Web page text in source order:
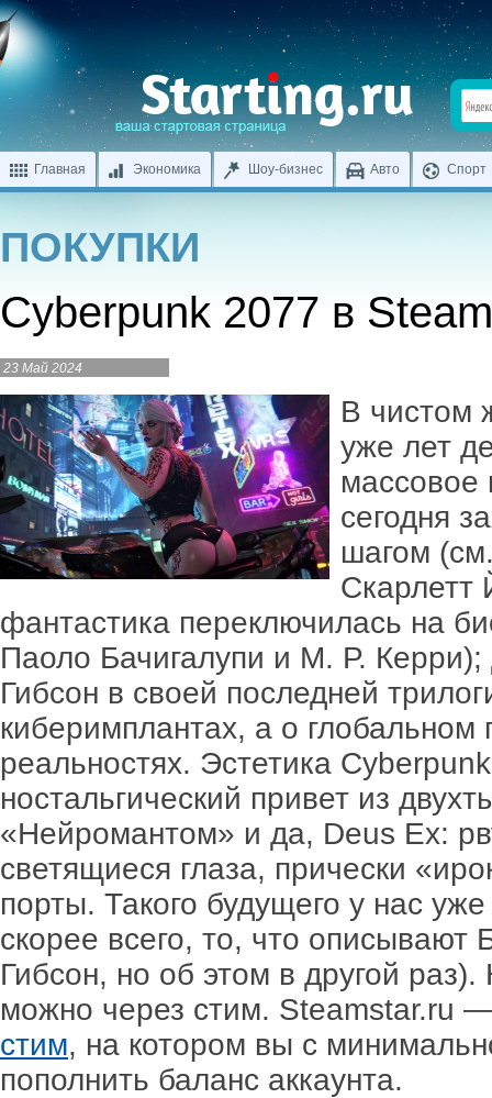
Главная Экономика Шоу-бизнес Авто Спорт
ПОКУПКИ
Cyberpunk 2077 в Steam
23 Май 2024
В чистом
уже лет
массовое
сегодня
шагом
Скарлетт
фантастика переключилась на
Паоло Бачигалупи и М. Р.
Гибсон в своей последней
киберимплантах, а о
реальностях. Эстетика
ностальгический привет из
«Нейромантом» и да, Deus Ex:
светящиеся глаза, прически
порты. Такого будущего у нас
скорее всего, то, что описывают
Гибсон, но об этом в другой
можно через стим. Steamstar.ru
стим, на котором вы с
пополнить баланс аккаунта.